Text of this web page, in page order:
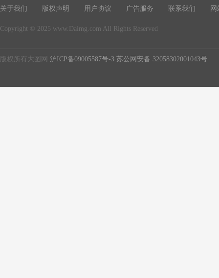
关于我们 版权声明 用户协议 广告服务 联系我们 网
Copyright © 2025 www.Daimg.com All Rights Reserved
版权所有大图网 沪ICP备09005587号-3 苏公网安备 32058302001043号